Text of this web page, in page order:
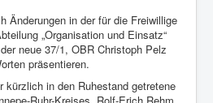
Änderungen in der für die Freiwillige
„Organisation und Einsatz“
neue 37/1, OBR Christoph Pelz
präsentieren.
in den Ruhestand getretene